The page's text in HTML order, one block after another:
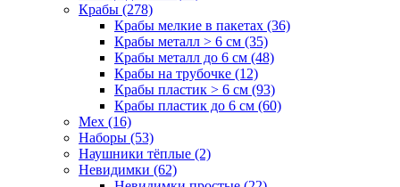
Крабы (278)
Крабы мелкие в пакетах (36)
Крабы металл > 6 см (35)
Крабы металл до 6 см (48)
Крабы на трубочке (12)
Крабы пластик > 6 см (93)
Крабы пластик до 6 см (60)
Мех (16)
Наборы (53)
Наушники тёплые (2)
Невидимки (62)